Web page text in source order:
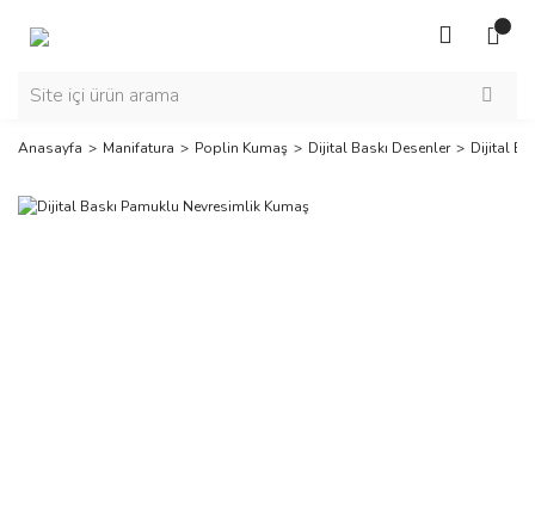
Anasayfa Manifatura Poplin Kumaş Dijital Baskı Desenler Dijital